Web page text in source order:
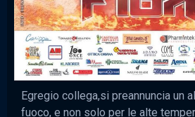
Egregio collega,si preannuncia un
fuoco, e non solo per le alte